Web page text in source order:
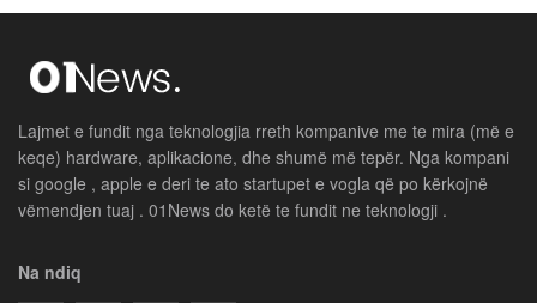
Lajmet e fundit nga teknologjia rreth kompanive me te mira (më e
keqe) hardware, aplikacione, dhe shumë më tepër. Nga kompani
si google , apple e deri te ato startupet e vogla që po kërkojnë
vëmendjen tuaj . 01News do ketë te fundit ne teknologji .
Na ndiq